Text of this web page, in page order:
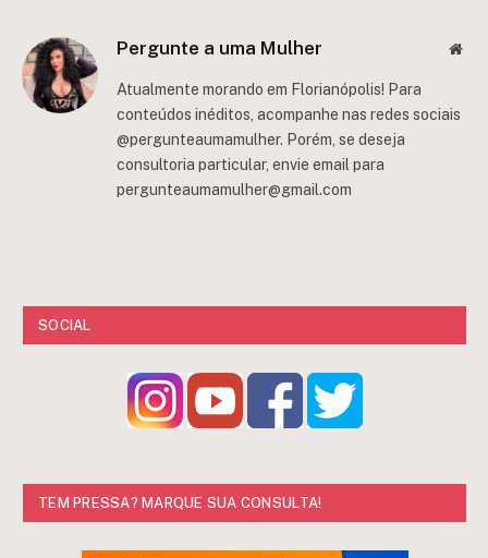
Pergunte a uma Mulher
Atualmente morando em Florianópolis! Para
conteúdos inéditos, acompanhe nas redes sociais
@pergunteaumamulher. Porém, se deseja
consultoria particular, envie email para
pergunteaumamulher@gmail.com
SOCIAL
TEM PRESSA? MARQUE SUA CONSULTA!